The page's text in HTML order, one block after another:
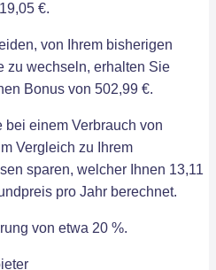
€.
von Ihrem bisherigen
zu wechseln, erhalten Sie
Bonus von 502,99 €.
einem Verbrauch von
Vergleich zu Ihrem
sparen, welcher Ihnen 13,11
pro Jahr berechnet.
von etwa 20 %.